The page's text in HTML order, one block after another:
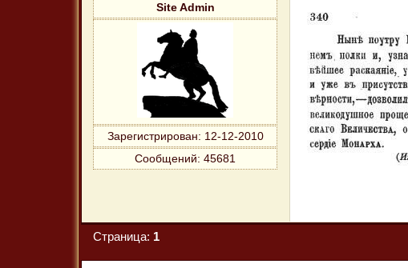
Site Admin
Зарегистрирован: 12-12-2010
Сообщений: 45681
Страница: 1